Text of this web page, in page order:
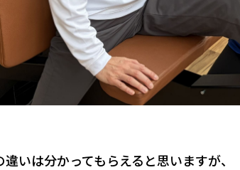
いは分かってもらえると思いますが、